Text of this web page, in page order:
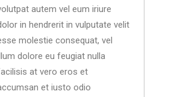
autem vel eum iriure
in hendrerit in vulputate velit
molestie consequat, vel
dolore eu feugiat nulla
at vero eros et
et iusto odio